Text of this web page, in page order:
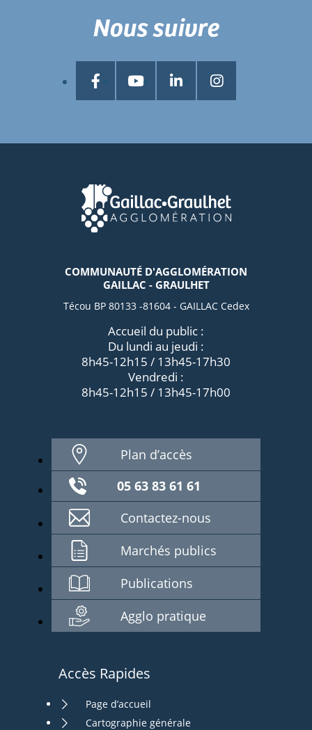
COMMUNAUTÉ D'AGGLOMÉRATION
GAILLAC - GRAULHET
Técou BP 80133 -81604 - GAILLAC Cedex
Accueil du public :
Du lundi au jeudi :
8h45-12h15 / 13h45-17h30
Vendredi :
8h45-12h15 / 13h45-17h00
Plan d’accès
05 63 83 61 61
Contactez-nous
Marchés publics
Publications
Agglo pratique
Accès Rapides
Page d’accueil
Cartographie générale
Nous suivre